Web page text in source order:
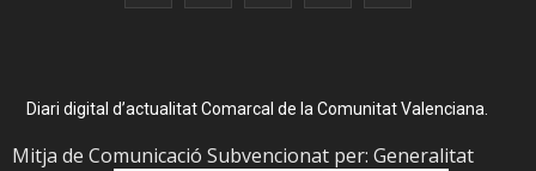
Diari digital d’actualitat Comarcal de la Comunitat Valenciana.
Mitja de Comunicació Subvencionat per: Generalitat